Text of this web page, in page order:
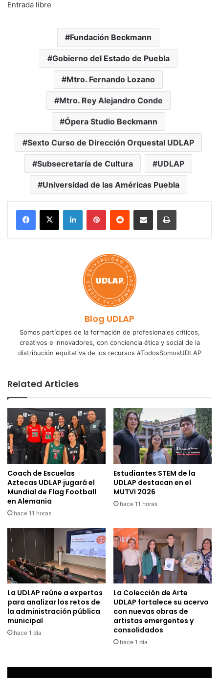
Entrada libre
Fundación Beckmann
Gobierno del Estado de Puebla
Mtro. Fernando Lozano
Mtro. Rey Alejandro Conde
Ópera Studio Beckmann
Sexto Curso de Dirección Orquestal UDLAP
Subsecretaría de Cultura UDLAP
Universidad de las Américas Puebla
LinkedInPinterestReddit Share via Email Print
Blog UDLAP
Somos partícipes de la formación de profesionales críticos,
creativos e innovadores, con conciencia ética y social de la
distribución equitativa de los recursos #TodosSomosUDLAP
Related Articles
Coach de Escuelas
Aztecas UDLAP jugará el
Mundial de Flag Football
en Alemania
hace 11 horas
Estudiantes STEM de la
UDLAP destacan en el
MUTVI 2026
hace 11 horas
La UDLAP reúne a expertos
para analizar los retos de
la administración pública
municipal
hace 1 día
La Colección de Arte
UDLAP fortalece su acervo
con nuevas obras de
artistas emergentes y
consolidados
hace 1 día